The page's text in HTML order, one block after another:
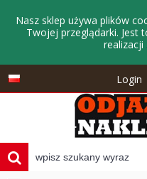
Nasz sklep używa plików
Twojej przeglądarki. Jest
realizacji
Login